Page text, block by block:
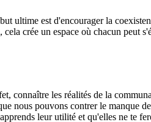
ultime est d'encourager la
crée un espace où chacun peut
les réalités de la
pouvons contrer le manque
leur utilité et qu'elles ne te